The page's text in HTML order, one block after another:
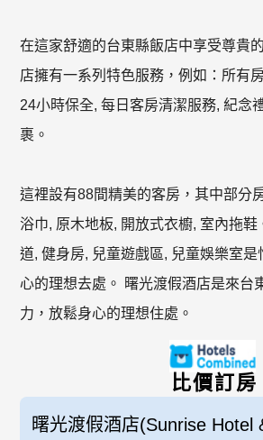
在這家舒適的台東縣飯店中享受尊貴
店擁有一系列特色服務，例如：所有
24小時保全, 每日客房清潔服務, 紀念
裹。
這裡設有88間精美的客房，其中部分
浴巾, 原木地板, 開放式衣櫥, 室內拖鞋
道, 健身房, 兒童遊戲區, 兒童娛樂室是
心的理想去處。 曙光渡假酒店是來台
力，放鬆身心的理想住處。
比價訂房
曙光渡假酒店(Sunrise Hotel